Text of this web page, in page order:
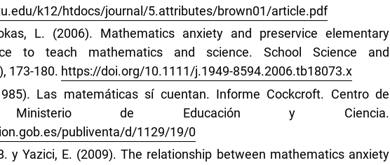
k12/htdocs/journal/5.attributes/brown01/article.pdf
L. (2006). Mathematics anxiety and preservice elementary
to teach mathematics and science. School Science and
173-180. https://doi.org/10.1111/j.1949-8594.2006.tb18073.x
Las matemáticas sí cuentan. Informe Cockcroft. Centro de
Ministerio de Educación y Ciencia.
publiventa/d/1129/19/0
y Yazici, E. (2009). The relationship between mathematics anxiety